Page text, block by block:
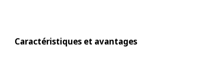
Caractéristiques et avantages